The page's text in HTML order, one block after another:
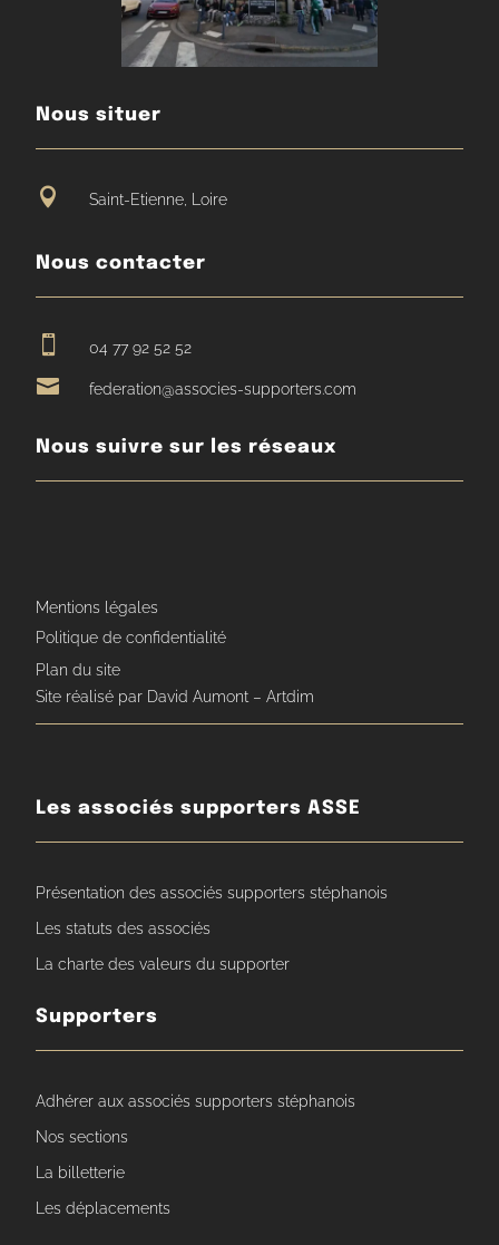
Nous situer
 Saint-Etienne, Loire
Nous contacter
 04 77 92 52 52
 federation@associes-supporters.com
Nous suivre sur les réseaux
Mentions légales
Politique de confidentialité
Plan du site
Site réalisé par David Aumont – Artdim
Les associés supporters ASSE
Présentation des associés supporters stéphanois
Les statuts des associés
La charte des valeurs du supporter
Supporters
Adhérer aux associés supporters stéphanois
Nos sections
La billetterie
Les déplacements